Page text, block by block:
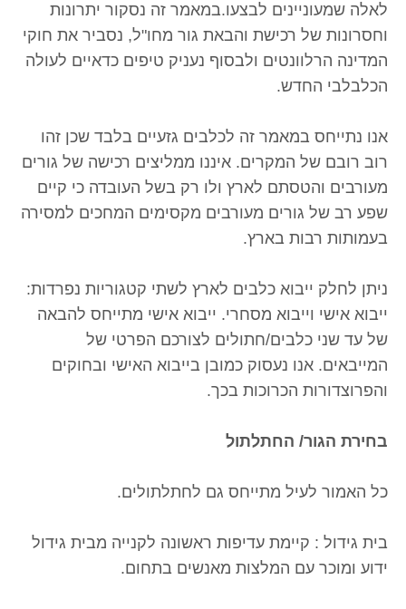
לאלה שמעוניינים לבצעו.במאמר זה נסקור יתרונות
וחסרונות של רכישת והבאת גור מחו"ל, נסביר את חוקי
המדינה הרלוונטים ולבסוף נעניק טיפים כדאיים לעולה
הכלבלבי החדש.
אנו נתייחס במאמר זה לכלבים גזעיים בלבד שכן זהו
רוב רובם של המקרים. איננו ממליצים רכישה של גורים
מעורבים והטסתם לארץ ולו רק בשל העובדה כי קיים
שפע רב של גורים מעורבים מקסימים המחכים למסירה
בעמותות רבות בארץ.
ניתן לחלק ייבוא כלבים לארץ לשתי קטגוריות נפרדות:
ייבוא אישי וייבוא מסחרי. ייבוא אישי מתייחס להבאה
של עד שני כלבים/חתולים לצורכם הפרטי של
המייבאים. אנו נעסוק כמובן בייבוא האישי ובחוקים
והפרוצדורות הכרוכות בכך.
בחירת הגור/ החתלתול
כל האמור לעיל מתייחס גם לחתלתולים.
בית גידול : קיימת עדיפות ראשונה לקנייה מבית גידול
ידוע ומוכר עם המלצות מאנשים בתחום.